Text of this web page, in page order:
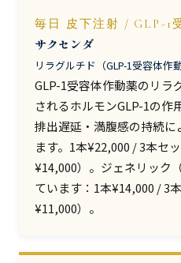
毎日 皮下注射 / GLP-1
サクセンダ
リラグルチド（GLP-1受容体作動
GLP-1受容体作動薬のリラ
されるホルモンGLP-1の作
排出遅延・満腹感の持続
ます。1本¥22,000 / 3本セ
¥14,000）。ジェネリック
ています：1本¥14,000 / 3
¥11,000）。